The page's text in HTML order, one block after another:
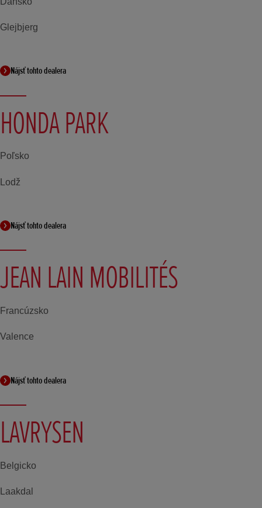
Glejbjerg
Nájsť tohto dealera
HONDA PARK
Poľsko
Lodž
Nájsť tohto dealera
JEAN LAIN MOBILITÉS
Francúzsko
Valence
Nájsť tohto dealera
LAVRYSEN
Belgicko
Laakdal